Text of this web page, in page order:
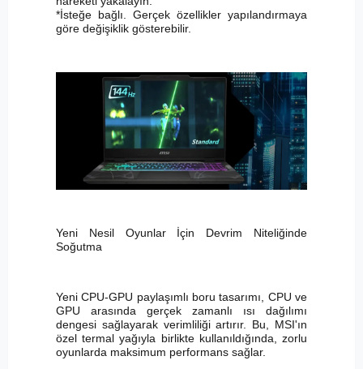
*İsteğe bağlı. Gerçek özellikler yapılandırmaya
göre değişiklik gösterebilir.
Yeni Nesil Oyunlar İçin Devrim Niteliğinde
Soğutma
Yeni CPU-GPU paylaşımlı boru tasarımı, CPU ve
GPU arasında gerçek zamanlı ısı dağılımı
dengesi sağlayarak verimliliği artırır. Bu, MSI'ın
özel termal yağıyla birlikte kullanıldığında, zorlu
oyunlarda maksimum performans sağlar.